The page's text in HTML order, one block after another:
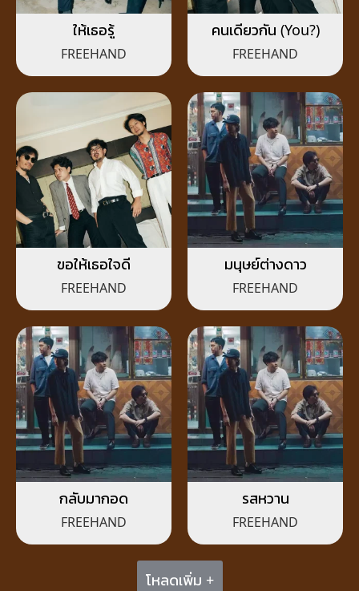
ให้เธอรู้
FREEHAND
คนเดียวกัน (You?)
FREEHAND
ขอให้เธอใจดี
FREEHAND
มนุษย์ต่างดาว
FREEHAND
กลับมากอด
FREEHAND
รสหวาน
FREEHAND
โหลดเพิ่ม +